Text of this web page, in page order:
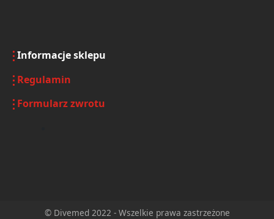
Informacje sklepu
Regulamin
Formularz zwrotu
© Divemed 2022 - Wszelkie prawa zastrzeżone